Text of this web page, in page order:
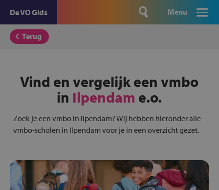
De VO Gids Menu
Terug
Vind en vergelijk een vmbo
in Ilpendam e.o.
Zoek je een vmbo in Ilpendam? Wij hebben hieronder alle
vmbo-scholen in Ilpendam voor je in een overzicht gezet.